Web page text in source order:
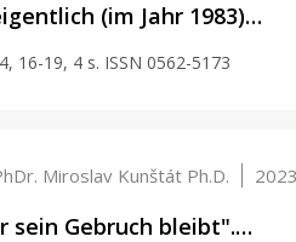
(im Jahr 1983)…
16-19, 4 s. ISSN 0562-5173
Miroslav Kunštát Ph.D. 2023
sein Gebruch bleibt".…